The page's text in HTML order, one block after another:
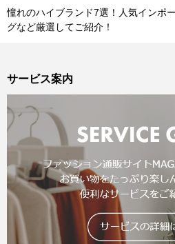
憧れのハイブランド7選！人気インポ
グなど厳選してご紹介！
サービス案内